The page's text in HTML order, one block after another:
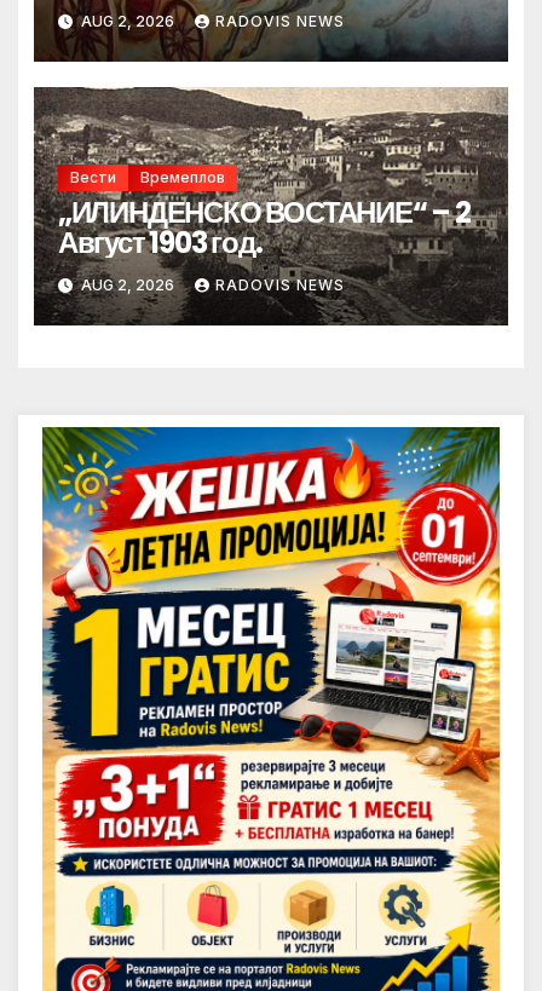
AUG 2, 2026 RADOVIS NEWS
Вести Времеплов
„ИЛИНДЕНСКО ВОСТАНИЕ“ – 2
Август 1903 год.
AUG 2, 2026 RADOVIS NEWS